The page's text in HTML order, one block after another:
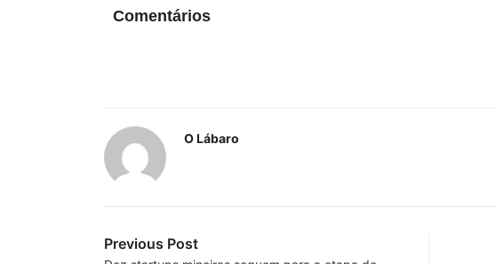
Comentários
O Lábaro
Previous Post